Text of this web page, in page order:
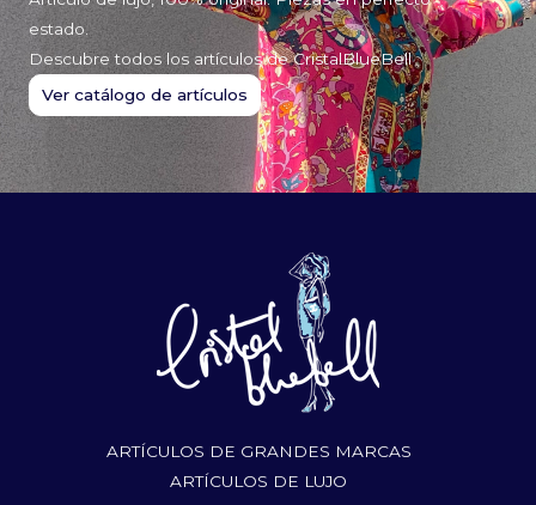
estado.
Descubre todos los artículos de CristalBlueBell
Ver catálogo de artículos
ARTÍCULOS DE GRANDES MARCAS
ARTÍCULOS DE LUJO